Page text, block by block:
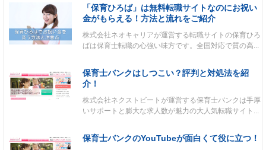
「保育ひろば」は無料転職サイトなのにお祝い
金がもらえる！方法と流れをご紹介
株式会社ネオキャリアが運営する転職サイトの保育ひろ
ばは保育士転職の心強い味方です。全国対応で質の高...
保育士バンクはしつこい？評判と対処法を紹
介！
株式会社ネクストビートが運営する保育士バンクは手厚
いサポートと膨大な求人数が魅力の大人気転職サイト...
保育士バンクのYouTubeが面白くて役に立つ！